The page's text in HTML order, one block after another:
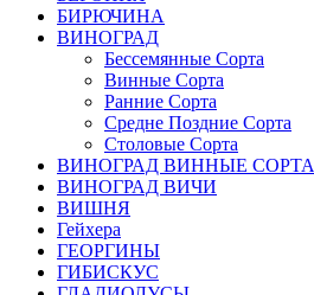
БИРЮЧИНА
ВИНОГРАД
Бессемянные Сорта
Винные Сорта
Ранние Сорта
Средне Поздние Сорта
Столовые Сорта
ВИНОГРАД ВИННЫЕ СОРТА
ВИНОГРАД ВИЧИ
ВИШНЯ
Гейхера
ГЕОРГИНЫ
ГИБИСКУС